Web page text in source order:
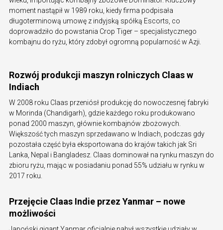
moment nastąpił w 1989 roku, kiedy firma podpisała
długoterminową umowę z indyjską spółką Escorts, co
doprowadziło do powstania Crop Tiger – specjalistycznego
kombajnu do ryżu, który zdobył ogromną popularność w Azji.
Rozwój produkcji maszyn rolniczych Claas w
Indiach
W 2008 roku Claas przeniósł produkcję do nowoczesnej fabryki
w Morinda (Chandigarh), gdzie każdego roku produkowano
ponad 2000 maszyn, głównie kombajnów zbożowych.
Większość tych maszyn sprzedawano w Indiach, podczas gdy
pozostała część była eksportowana do krajów takich jak Sri
Lanka, Nepal i Bangladesz. Claas dominował na rynku maszyn do
zbioru ryżu, mając w posiadaniu ponad 55% udziału w rynku w
2017 roku.
Przejęcie Claas Indie przez Yanmar – nowe
możliwości